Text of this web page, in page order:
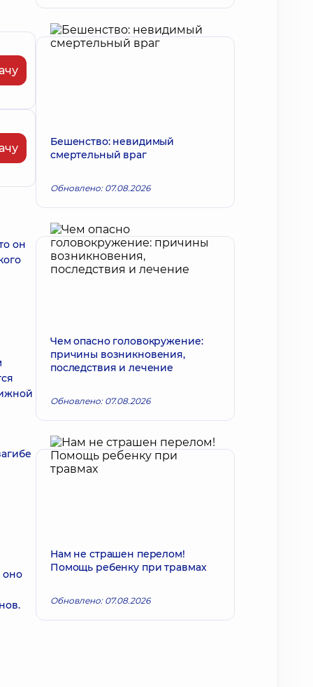
он
оно
Бешенство: невидимый
смертельный враг
Обновлено: 07.08.2026
Чем опасно головокружение:
причины возникновения,
последствия и лечение
Обновлено: 07.08.2026
Нам не страшен перелом!
Помощь ребенку при травмах
Обновлено: 07.08.2026